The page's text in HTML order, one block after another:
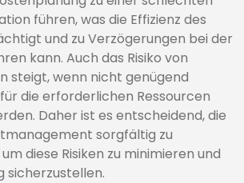
führen, was die Effizienz des
und zu Verzögerungen bei der
kann. Auch das Risiko von
steigt, wenn nicht genügend
die erforderlichen Ressourcen
Daher ist es entscheidend, die
sorgfältig zu
diese Risiken zu minimieren und
sicherzustellen.